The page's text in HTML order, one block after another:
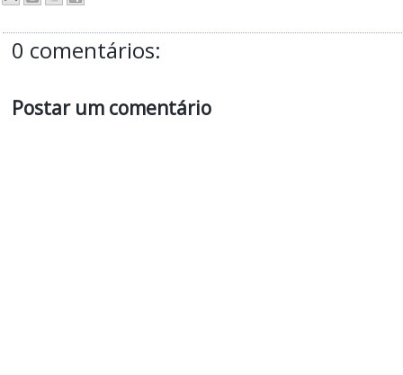
0 comentários:
Postar um comentário